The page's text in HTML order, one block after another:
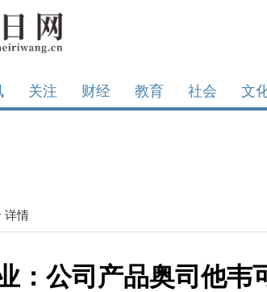
关注 财经 教育 社会 文
详情
：公司产品奥司他韦